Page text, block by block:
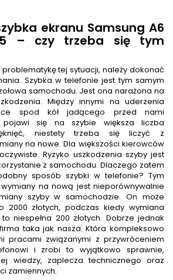
ekranu Samsung A6
– czy trzeba się tym
tej sytuacji, należy dokonać
Szybka w telefonie jest tym samym
samochodu. Jest ona narażona na
Między innymi na uderzenia
spod kół jadącego przed nami
pojawi się na szybie większa liczba
niestety trzeba się liczyć z
na nowe. Dla większości kierowców
Ryzyko uszkodzenia szyby jest
z samochodu. Dlaczego zatem
sposób szybki w telefonie? Tym
na nową jest nieporównywalnie
szyby w samochodzie. On może
2000 złotych, podczas kiedy wymiana
niespełna 200 złotych. Dobrze jednak
taka jak nasza. Która kompleksowo
pracami związanymi z przywróceniem
i zrobi to wyjątkowo sprawnie,
wiedzy, zaplecza technicznego oraz
zamiennych.